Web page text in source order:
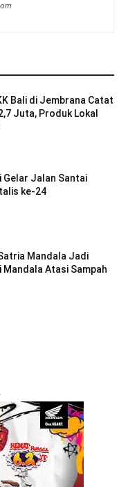
Bali di Jembrana Catat
Juta, Produk Lokal
Gelar Jalan Santai
ke-24
Mandala Jadi
Mandala Atasi Sampah